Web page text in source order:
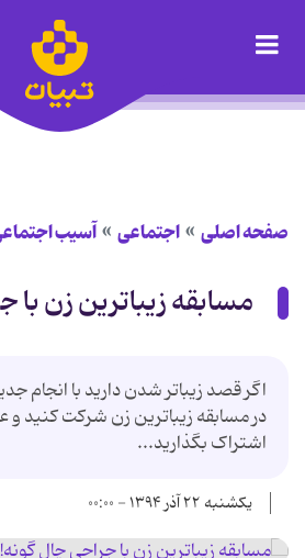
صفحه اصلی اجتماعی آسیب
مسابقه زیباترین زن با
اگر قصد زیباتر شدن دارید با انجام
در مسابقه زیباترین زن شرکت کنید و
اشتراک بگذارید...
یکشنبه ۲۲ آذر ۱۳۹۴ - ۰۰:۰۰